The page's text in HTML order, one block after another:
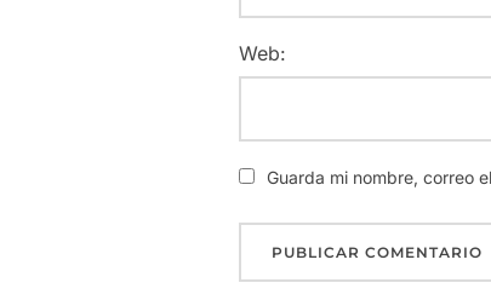
Web:
Guarda mi nombre, correo